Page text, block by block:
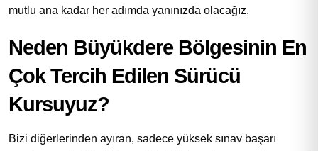
mutlu ana kadar her adımda yanınızda olacağız.
Neden Büyükdere Bölgesinin En
Çok Tercih Edilen Sürücü
Kursuyuz?
Bizi diğerlerinden ayıran, sadece yüksek sınav başarı